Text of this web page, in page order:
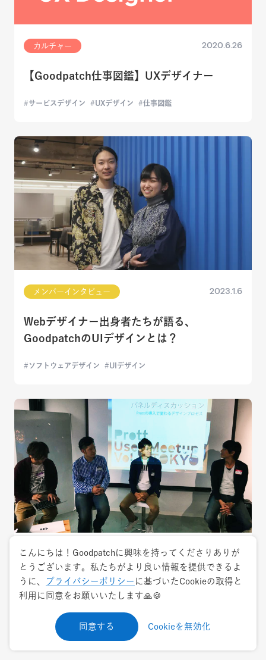
カルチャー 2020.6.26
【Goodpatch仕事図鑑】UXデザイナー
サービスデザイン UXデザイン 仕事図鑑
メンバーインタビュー 2023.1.6
Webデザイナー出身者たちが語る、
GoodpatchのUIデザインとは？
ソフトウェアデザイン UIデザイン
ケーススタディ 2014.11.26
Prottの導入で変わるデザインプロセスー
Prott User Meetup vol.2を開催しました！
デザイン思考/デザインプロセス
こんにちは！Goodpatchに興味を持ってくださりありが
とうございます。私たちがより良い情報を提供できるよ
うに、
プライバシーポリシー に基づいたCookieの取得と
利用に同意をお願いいたします🙏🍪
同意する Cookieを無効化